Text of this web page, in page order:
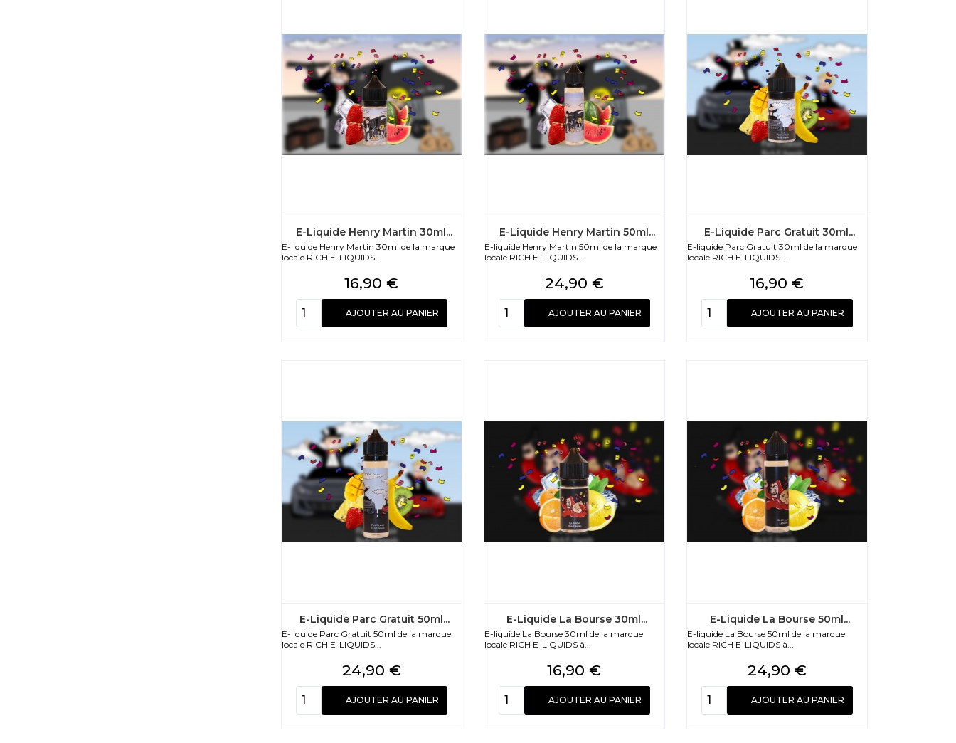
E-Liquide Henry Martin 30ml...
E-liquide Henry Martin 30ml de la marque
locale RICH E-LIQUIDS...
Prix
16,90 €
AJOUTER AU PANIER
E-Liquide Henry Martin 50ml...
E-liquide Henry Martin 50ml de la marque
locale RICH E-LIQUIDS...
Prix
24,90 €
AJOUTER AU PANIER
E-Liquide Parc Gratuit 30ml...
E-liquide Parc Gratuit 30ml de la marque
locale RICH E-LIQUIDS...
Prix
16,90 €
AJOUTER AU PANIER
E-Liquide Parc Gratuit 50ml...
E-liquide Parc Gratuit 50ml de la marque
locale RICH E-LIQUIDS...
Prix
24,90 €
AJOUTER AU PANIER
E-Liquide La Bourse 30ml...
E-liquide La Bourse 30ml de la marque
locale RICH E-LIQUIDS à...
Prix
16,90 €
AJOUTER AU PANIER
E-Liquide La Bourse 50ml...
E-liquide La Bourse 50ml de la marque
locale RICH E-LIQUIDS à...
Prix
24,90 €
AJOUTER AU PANIER